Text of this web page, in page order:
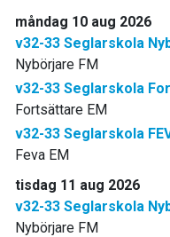
måndag 10 aug 2026
v32-33 Seglarskola
Nybörjare FM
v32-33 Seglarskola
Fortsättare EM
v32-33 Seglarskola
Feva EM
tisdag 11 aug 2026
v32-33 Seglarskola
Nybörjare FM